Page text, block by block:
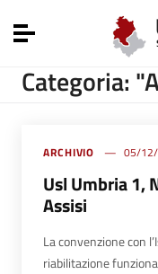
Vai al menu di
Toggle navigation
Categoria:
ARCHIVIO 05/
Usl Umbria 1,
Assisi
La convenzione con
riabilitazione